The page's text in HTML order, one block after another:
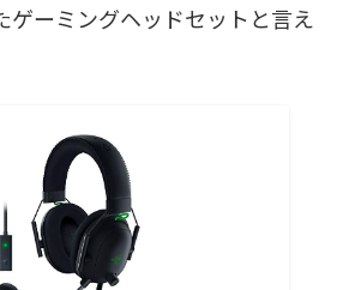
ゲーミングヘッドセットと言え